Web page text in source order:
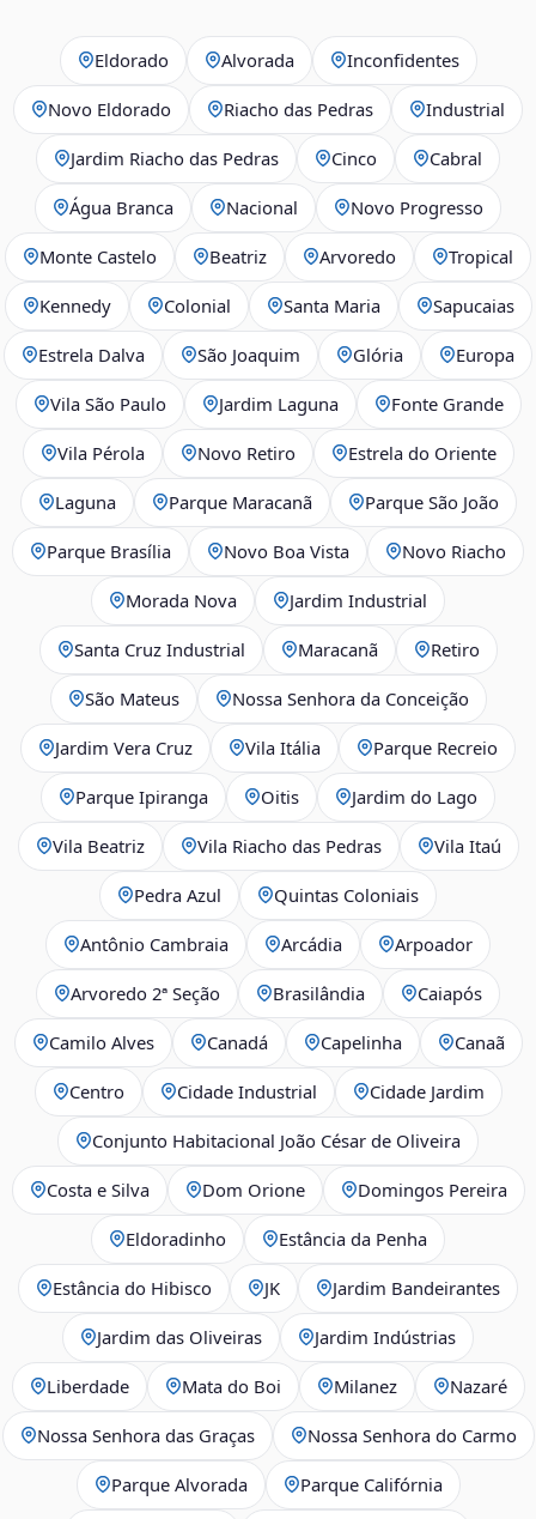
Eldorado Alvorada Inconfidentes
Novo Eldorado Riacho das Pedras Industrial
Jardim Riacho das Pedras Cinco Cabral
Água Branca Nacional Novo Progresso
Monte Castelo Beatriz Arvoredo Tropical
Kennedy Colonial Santa Maria Sapucaias
Estrela Dalva São Joaquim Glória Europa
Vila São Paulo Jardim Laguna Fonte Grande
Vila Pérola Novo Retiro Estrela do Oriente
Laguna Parque Maracanã Parque São João
Parque Brasília Novo Boa Vista Novo Riacho
Morada Nova Jardim Industrial
Santa Cruz Industrial Maracanã Retiro
São Mateus Nossa Senhora da Conceição
Jardim Vera Cruz Vila Itália Parque Recreio
Parque Ipiranga Oitis Jardim do Lago
Vila Beatriz Vila Riacho das Pedras Vila Itaú
Pedra Azul Quintas Coloniais
Antônio Cambraia Arcádia Arpoador
Arvoredo 2ª Seção Brasilândia Caiapós
Camilo Alves Canadá Capelinha Canaã
Centro Cidade Industrial Cidade Jardim
Conjunto Habitacional João César de Oliveira
Costa e Silva Dom Orione Domingos Pereira
Eldoradinho Estância da Penha
Estância do Hibisco JK Jardim Bandeirantes
Jardim das Oliveiras Jardim Indústrias
Liberdade Mata do Boi Milanez Nazaré
Nossa Senhora das Graças Nossa Senhora do Carmo
Parque Alvorada Parque Califórnia